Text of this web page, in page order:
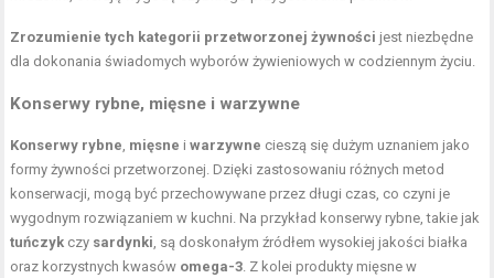
Zrozumienie tych kategorii przetworzonej żywności jest niezbędne
dla dokonania świadomych wyborów żywieniowych w codziennym życiu.
Konserwy rybne, mięsne i warzywne
Konserwy rybne mięsne iwarzywne cieszą się dużym uznaniem jako
formy żywności przetworzonej. Dzięki zastosowaniu różnych metod
konserwacji, mogą być przechowywane przez długi czas, co czyni je
wygodnym rozwiązaniem w kuchni. Na przykład konserwy rybne, takie jak
tuńczyk czy sardynki , są doskonałym źródłem wysokiej jakości białka
oraz korzystnych kwasów omega-3 . Z kolei produkty mięsne w